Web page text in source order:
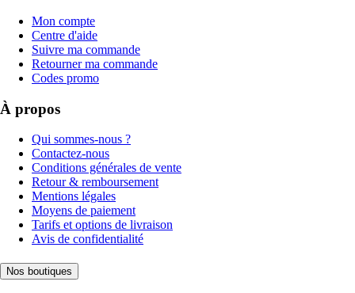
Mon compte
Centre d'aide
Suivre ma commande
Retourner ma commande
Codes promo
À propos
Qui sommes-nous ?
Contactez-nous
Conditions générales de vente
Retour & remboursement
Mentions légales
Moyens de paiement
Tarifs et options de livraison
Avis de confidentialité
Nos boutiques